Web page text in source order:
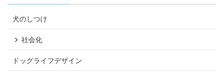
犬のしつけ
社会化
ドッグライフデザイン